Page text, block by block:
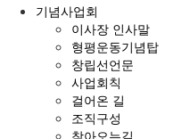
으
기념사업회
이사장 인사말
형평운동기념탑
창립선언문
사업회칙
걸어온 길
조직구성
찾아오는길